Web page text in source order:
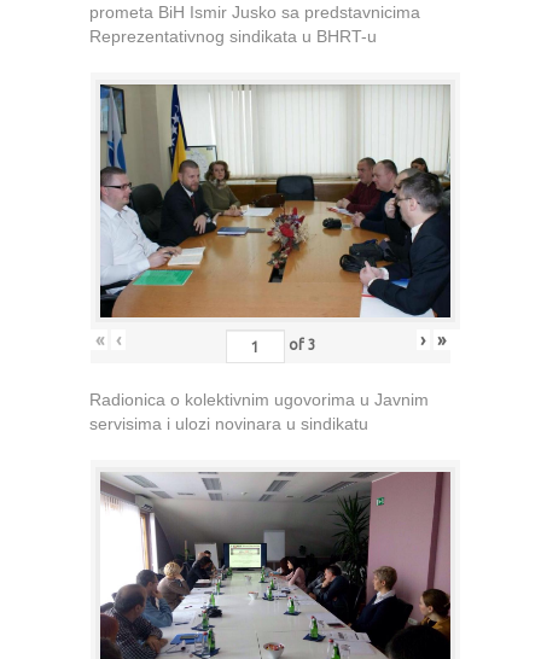
prometa BiH Ismir Jusko sa predstavnicima
Reprezentativnog sindikata u BHRT-u
« ‹ of 3 › »
Radionica o kolektivnim ugovorima u Javnim
servisima i ulozi novinara u sindikatu